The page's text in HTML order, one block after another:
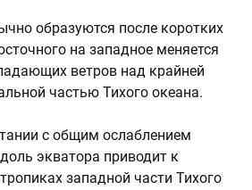
образуются после коротких
на западное меняется
ветров над крайней
частью Тихого океана.
с общим ослаблением
экватора приводит к
западной части Тихого